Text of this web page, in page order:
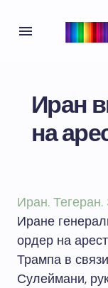
Иран
на
Иран.
Иране
ордер на
Трампа в
Сулеймани,